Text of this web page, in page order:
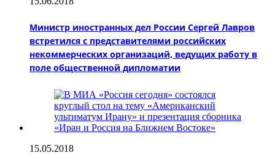
Министр иностранных дел России Сергей Лавров
встретился с представителями российских
некоммерческих организаций, ведущих работу в
поле общественной дипломатии
15.05.2018